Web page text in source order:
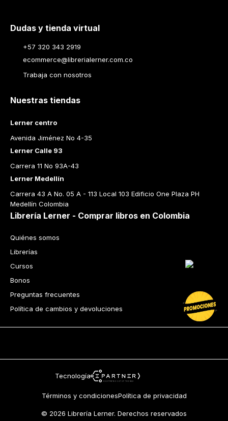
Dudas y tienda virtual
+57 320 343 2919
ecommerce@librerialerner.com.co
Trabaja con nosotros
Nuestras tiendas
Lerner centro
Avenida Jiménez No 4-35
Lerner Calle 93
Carrera 11 No 93A-43
Lerner Medellín
Carrera 43 A No. 05 A - 113 Local 103 Edificio One Plaza PH
Medellín Colombia
Librería Lerner - Comprar libros en Colombia
Quiénes somos
Librerías
Cursos
Bonos
Preguntas frecuentes
Política de cambios y devoluciones
Tecnología
Términos y condicionesPolítica de privacidad
© 2026 Librería Lerner. Derechos reservados